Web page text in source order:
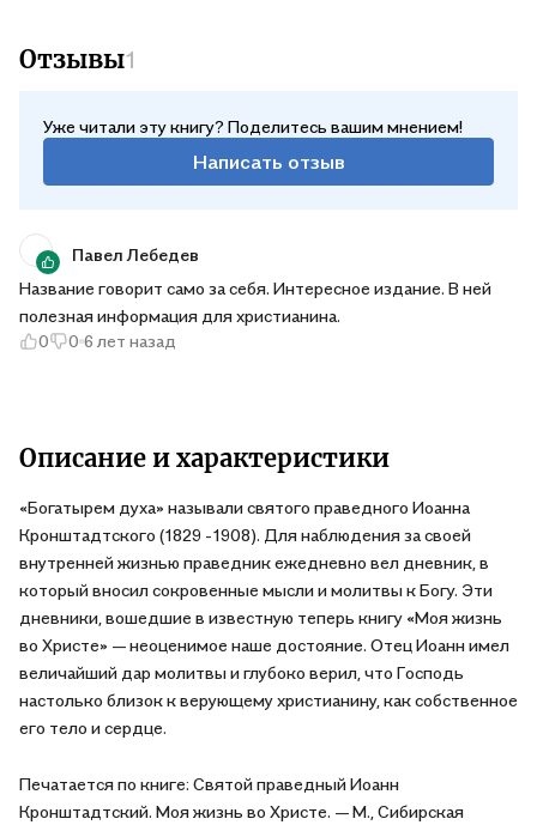
Отзывы1
Уже читали эту книгу? Поделитесь вашим мнением!
Написать отзыв
Павел Лебедев
Название говорит само за себя. Интересное издание. В ней
полезная информация для христианина.
0
0 6 лет назад
Описание и характеристики
«Богатырем духа» называли святого праведного Иоанна
Кронштадтского (1829 -1908). Для наблюдения за своей
внутренней жизнью праведник ежедневно вел дневник, в
который вносил сокровенные мысли и молитвы к Богу. Эти
дневники, вошедшие в известную теперь книгу «Моя жизнь
во Христе» — неоценимое наше достояние. Отец Иоанн имел
величайший дар молитвы и глубоко верил, что Господь
настолько близок к верующему христианину, как собственное
его тело и сердце.
Печатается по книге: Святой праведный Иоанн
Кронштадтский. Моя жизнь во Христе. — М., Сибирская